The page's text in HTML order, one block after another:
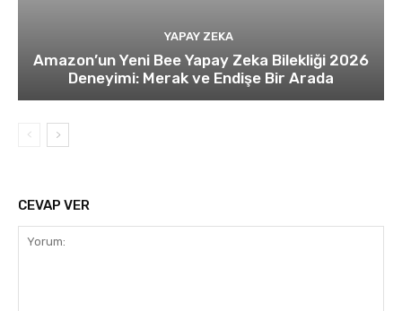
YAPAY ZEKA
Amazon’un Yeni Bee Yapay Zeka Bilekliği 2026
Deneyimi: Merak ve Endişe Bir Arada
CEVAP VER